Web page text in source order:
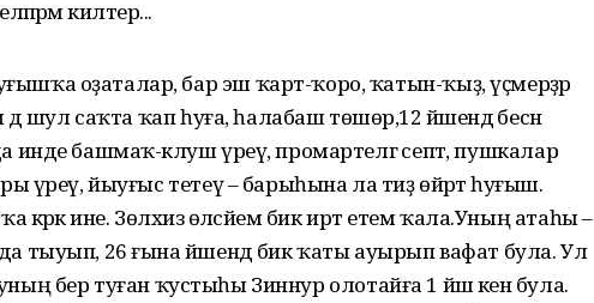
килтерә...
оҙаталар, бар эш ҡарт-ҡоро, ҡатын-ҡыҙ, үҫмерҙәр
дә шул саҡта ҡап һуға, һалабаш төшөрә,12 йәшендә бесән
инде башмаҡ-кәлуш үреү, промартелгә септә, пушкалар
үреү, йыуғыс тетеү – барыһына ла тиҙ өйрәтә һуғыш.
кәрәк ине. Зөлхизә өләсәйем бик иртә етем ҡала.Уның атаһы –
тыуып, 26 ғына йәшендә бик ҡаты ауырып вафат була. Ул
ә уның бер туған ҡустыһы Зиннур олотайға 1 йәш кенә була.